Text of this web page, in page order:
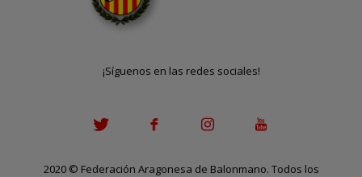
¡Síguenos en las redes sociales!
2020 © Federación Aragonesa de Balonmano. Todos los